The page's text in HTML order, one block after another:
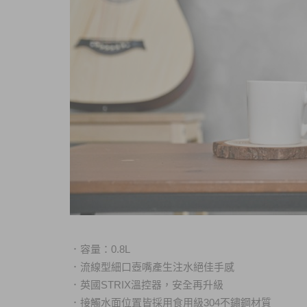
． 容量：0.8L
． 流線型細口壺嘴產生注水絕佳手感
． 英國STRIX溫控器，安全再升級
． 接觸水面位置皆採用食用級304不鏽鋼材質